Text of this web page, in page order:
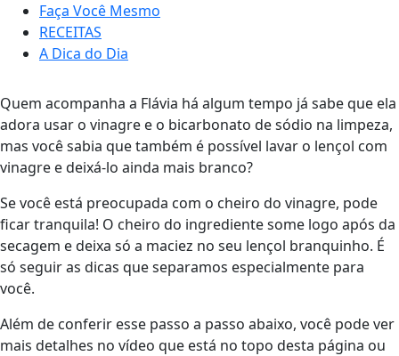
Faça Você Mesmo
RECEITAS
A Dica do Dia
Quem acompanha a Flávia há algum tempo já sabe que ela
adora usar o vinagre e o bicarbonato de sódio na limpeza,
mas você sabia que também é possível lavar o lençol com
vinagre e deixá-lo ainda mais branco?
Se você está preocupada com o cheiro do vinagre, pode
ficar tranquila! O cheiro do ingrediente some logo após da
secagem e deixa só a maciez no seu lençol branquinho. É
só seguir as dicas que separamos especialmente para
você.
Além de conferir esse passo a passo abaixo, você pode ver
mais detalhes no vídeo que está no topo desta página ou